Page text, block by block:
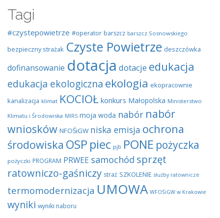
Tagi
#czystepowietrze #operator barszcz barszcz Sosnowskiego
bezpieczny strażak Czyste Powietrze deszczówka
dofinansowanie dotacja dotacje edukacja
edukacja ekologiczna ekologia ekopracownie
kanalizacja klimat KOCIOŁ konkurs Małopolska Ministerstwo
Klimatu i Środowiska MIRS moja woda nabór nabór
wniosków NFOŚiGW niska emisja ochrona
środowiska OSP piec pjb PONE pożyczka
pożyczki PROGRAM PRWEE samochód sprzęt
ratowniczo-gaśniczy straż SZKOLENIE służby ratownicze
termomodernizacja UMOWA WFOŚiGW w Krakowie
wyniki wyniki naboru